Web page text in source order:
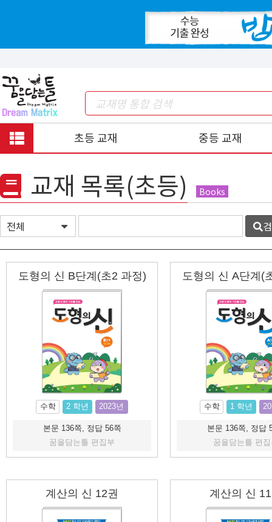
초등 교재 중등 교재
교재 목록(초등) Books
도형의 신 B단계(초2 과정)
수학 2 학년 2023년
본문 136쪽, 정답 56쪽
꿈을담는틀 편집부
도형의 신 A단계(
수학 1 학년
본문 136쪽, 정답
꿈을담는틀 편
계산의 신 12권 계산의 신